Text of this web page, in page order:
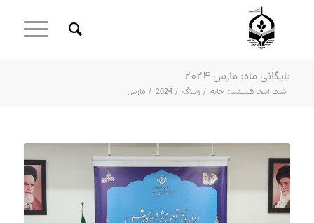
بایگانی ماه: مارس 2024
شما اینجا هستید: خانه / وبلاگ /
2024
/ مارس